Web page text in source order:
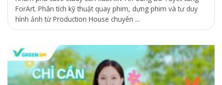
ForArt. Phân tích kỹ thuật quay phim, dựng phim và tư duy
hình ảnh từ Production House chuyên ...